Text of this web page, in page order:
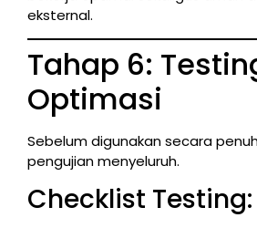
eksternal.
Tahap 6:
Optimasi
Sebelum digunakan secara
pengujian menyeluruh.
Checklist Testing: